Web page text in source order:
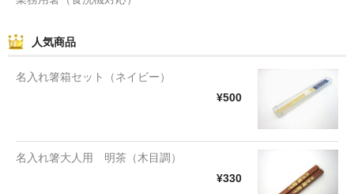
人気商品
名入れ箸箱セット（ネイビー）
¥500
名入れ箸大人用 明茶（木目調）
¥330